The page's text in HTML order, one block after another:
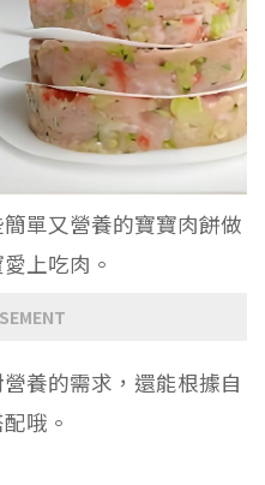
單又營養的寶寶肉餅做
上吃肉。
養的需求，還能根據自
哦。